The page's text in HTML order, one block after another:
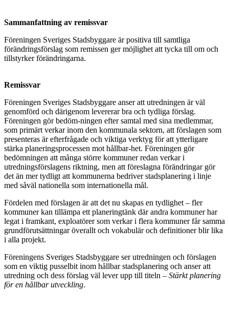
Sammanfattning av remissvar
Föreningen Sveriges Stadsbyggare är positiva till samtliga
förändringsförslag som remissen ger möjlighet att tycka till om och
tillstyrker förändringarna.
Remissvar
Föreningen Sveriges Stadsbyggare anser att utredningen är väl
genomförd och därigenom levererar bra och tydliga förslag.
Föreningen gör bedöm-ningen efter samtal med sina medlemmar,
som primärt verkar inom den kommunala sektorn, att förslagen som
presenteras är efterfrågade och viktiga verktyg för att ytterligare
stärka planeringsprocessen mot hållbar-het. Föreningen gör
bedömningen att många större kommuner redan verkar i
utredningsförslagens riktning, men att föreslagna förändringar gör
det än mer tydligt att kommunerna bedriver stadsplanering i linje
med såväl nationella som internationella mål.
Fördelen med förslagen är att det nu skapas en tydlighet – fler
kommuner kan tillämpa ett planeringtänk där andra kommuner har
legat i framkant, exploatörer som verkar i flera kommuner får samma
grundförutsättningar överallt och vokabulär och definitioner blir lika
i alla projekt.
Föreningens Sveriges Stadsbyggare ser utredningen och förslagen
som en viktig pusselbit inom hållbar stadsplanering och anser att
utredning och dess förslag väl lever upp till titeln – Stärkt planering
för en hållbar utveckling.